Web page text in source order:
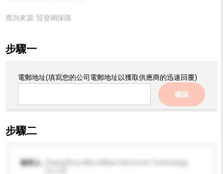
查詢來源: 貿發網採購
步驟一
電郵地址(填寫您的公司電郵地址以獲取供應商的迅速回覆)
確認
步驟二
收件人